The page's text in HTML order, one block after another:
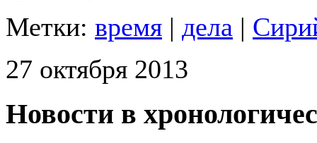
Метки: время | дела |
27 октября 2013
Новости в